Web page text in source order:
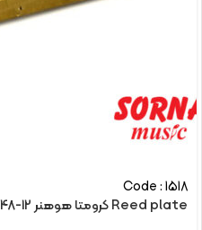
Code : 1518
Reed plate کرومتا هوهنر 12-48 TM10501